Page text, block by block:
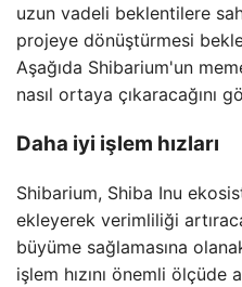
uzun vadeli beklentilere
projeye dönüştürmesi
Aşağıda Shibarium'un
nasıl ortaya çıkaracağını
Daha iyi işlem hızları
Shibarium, Shiba Inu
ekleyerek verimliliği
büyüme sağlamasına
işlem hızını önemli ölçüde